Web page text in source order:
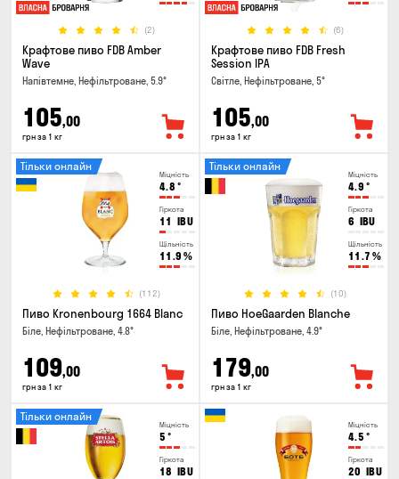
(2)
Крафтове пиво FDB Amber
Wave
Напівтемне, Нефільтроване, 5.9°
105,00
грн за 1 кг
(6)
Крафтове пиво FDB Fresh
Session IPA
Світле, Нефільтроване, 5°
105,00
грн за 1 кг
Міцність
4.8 °
Гіркота
11 IBU
Щільність
11.9 %
(112)
Тільки онлайн
Пиво Kronenbourg 1664 Blanc
Біле, Нефільтроване, 4.8°
109,00
грн за 1 кг
Міцність
4.9 °
Гіркота
6 IBU
Щільність
11.7 %
(10)
Тільки онлайн
Пиво HoeGaarden Blanche
Біле, Нефільтроване, 4.9°
179,00
грн за 1 кг
Міцність
5 °
Гіркота
18 IBU
Тільки онлайн
Міцність
4.5 °
Гіркота
20 IBU